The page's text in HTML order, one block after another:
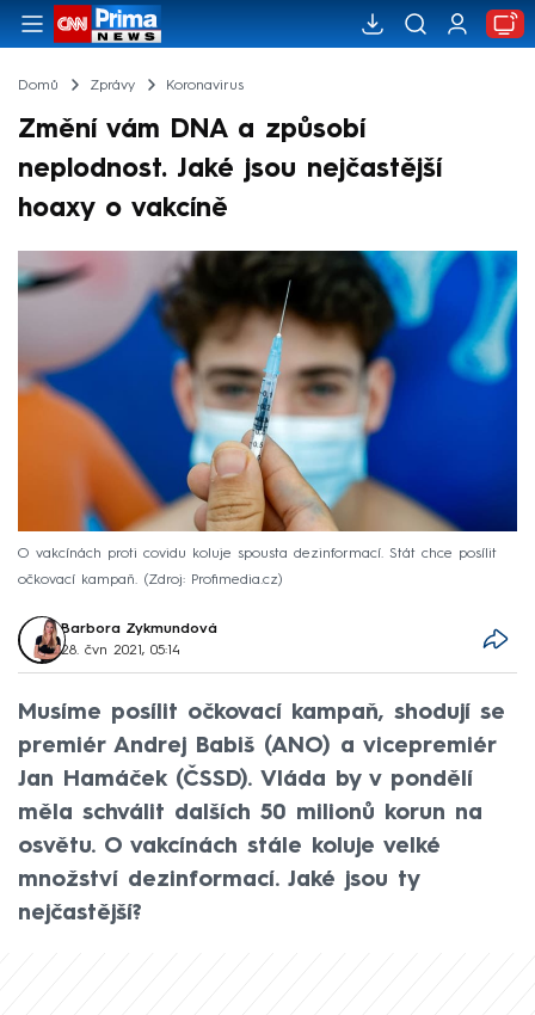
Domů Zprávy Koronavirus
Změní vám DNA a způsobí
neplodnost. Jaké jsou nejčastější
hoaxy o vakcíně
O vakcínách proti covidu koluje spousta dezinformací. Stát chce posílit
očkovací kampaň.
Zdroj: Profimedia.cz
Barbora Zykmundová
28. čvn 2021, 05:14
Musíme posílit očkovací kampaň, shodují se
premiér Andrej Babiš (ANO) a vicepremiér
Jan Hamáček (ČSSD). Vláda by v pondělí
měla schválit dalších 50 milionů korun na
osvětu. O vakcínách stále koluje velké
množství dezinformací. Jaké jsou ty
nejčastější?